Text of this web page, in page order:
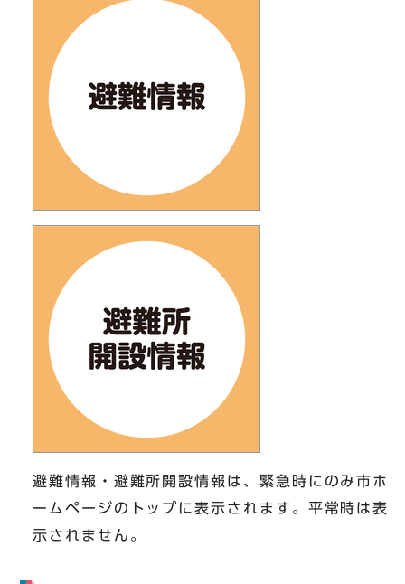
避難情報・避難所開設情報は、緊急時にのみ市ホ
ームページのトップに表示されます。平常時は表
示されません。